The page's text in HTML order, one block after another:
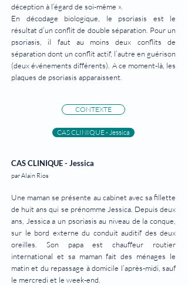
déception à l’égard de soi-même ».
En décodage biologique, le psoriasis est le
résultat d’un conflit de double séparation. Pour un
psoriasis, il faut au moins deux conflits de
séparation dont un conflit actif, l’autre en guérison
(deux événements différents). A ce moment-là, les
plaques de psoriasis apparaissent.
CONTEXTE
CAS CLINIQUE - Jessica
CAS CLINIQUE - Jessica
par Alain Rios
Une maman se présente au cabinet avec sa fillette
de huit ans qui se prénomme Jessica. Depuis deux
ans, Jessica a un psoriasis au niveau de la conque,
sur le bord externe du conduit auditif des deux
oreilles. Son papa est chauffeur routier
international et sa maman fait des ménages le
matin et du repassage à domicile l’après-midi, sauf
le mercredi et le week-end.